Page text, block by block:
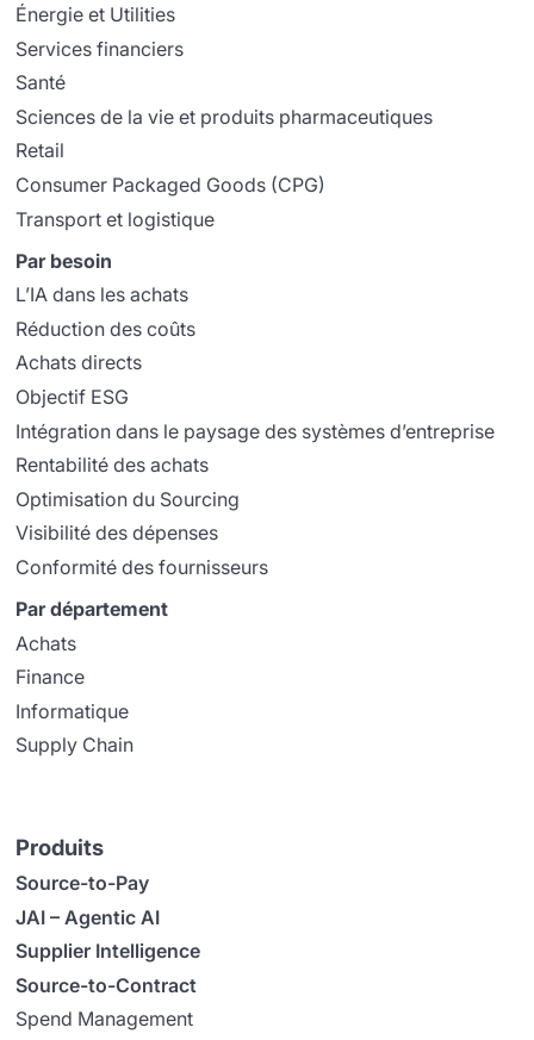
Énergie et Utilities
Services financiers
Santé
Sciences de la vie et produits pharmaceutiques
Retail
Consumer Packaged Goods (CPG)
Transport et logistique
Par besoin
L’IA dans les achats
Réduction des coûts
Achats directs
Objectif ESG
Intégration dans le paysage des systèmes d’entreprise
Rentabilité des achats
Optimisation du Sourcing
Visibilité des dépenses
Conformité des fournisseurs
Par département
Achats
Finance
Informatique
Supply Chain
Produits
Source-to-Pay
JAI – Agentic AI
Supplier Intelligence
Source-to-Contract
Spend Management